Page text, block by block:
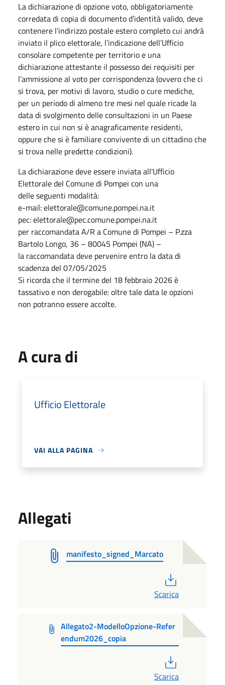
La dichiarazione di opzione voto, obbligatoriamente
corredata di copia di documento d’identità valido, deve
contenere l’indirizzo postale estero completo cui andrà
inviato il plico elettorale, l’indicazione dell’Ufficio
consolare competente per territorio e una
dichiarazione attestante il possesso dei requisiti per
l’ammissione al voto per corrispondenza (ovvero che ci
si trova, per motivi di lavoro, studio o cure mediche,
per un periodo di almeno tre mesi nel quale ricade la
data di svolgimento delle consultazioni in un Paese
estero in cui non si è anagraficamente residenti,
oppure che si è familiare convivente di un cittadino che
si trova nelle predette condizioni).
La dichiarazione deve essere inviata all'Ufficio
Elettorale del Comune di Pompei con una
delle seguenti modalità:
e-mail: elettorale@comune.pompei.na.it
pec: elettorale@pec.comune.pompei.na.it
per raccomandata A/R a Comune di Pompei – P.zza
Bartolo Longo, 36 – 80045 Pompei (NA) –
la raccomandata deve pervenire entro la data di
scadenza del 07/05/2025
Si ricorda che il termine del 18 febbraio 2026 è
tassativo e non derogabile: oltre tale data le opzioni
non potranno essere accolte.
A cura di
Ufficio Elettorale
VAI ALLA PAGINA
Allegati
manifesto_signed_Marcato
Scarica
Allegato2-ModelloOpzione-Refer
endum2026_copia
Scarica